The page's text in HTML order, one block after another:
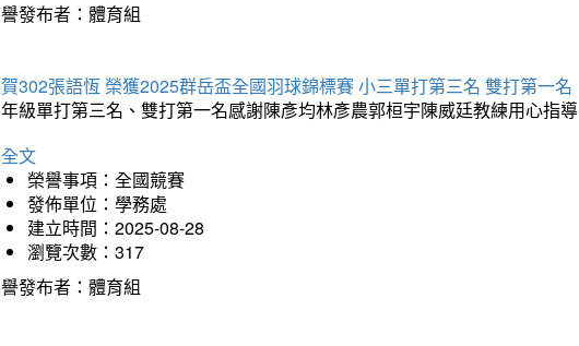
發布者：體育組
302張語恆 榮獲2025群岳盃全國羽球錦標賽 小三單打第三名 雙打第一名
級單打第三名、雙打第一名感謝陳彥均林彥農郭桓宇陳威廷教練用心指導
文
榮譽事項：全國競賽
發佈單位：學務處
建立時間：2025-08-28
瀏覽次數：317
發布者：體育組